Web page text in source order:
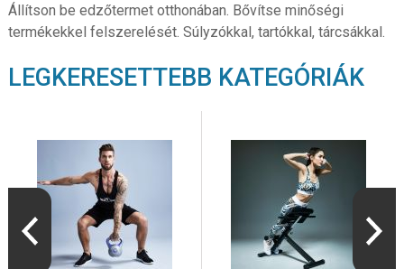
Állítson be edzőtermet otthonában. Bővítse minőségi
termékekkel felszerelését. Súlyzókkal, tartókkal, tárcsákkal.
LEGKERESETTEBB KATEGÓRIÁK